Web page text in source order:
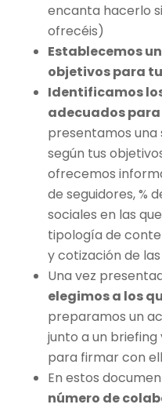
encanta hacerlo
ofrecéis)
Establecemos
objetivos para
Identificamos
adecuados
presentamos una
según tus
ofrecemos
de seguidores, %
sociales en las
tipología de
y cotización de
Una vez
elegimos a los
preparamos un
junto a un
para firmar con
En estos
número de